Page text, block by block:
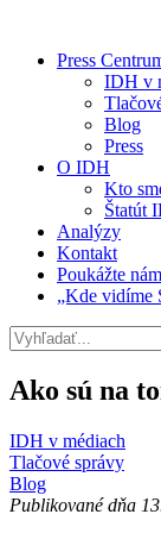
Press
IDH v
Blog
Press
O IDH
Kto
Štatút
Analýzy
Kontakt
Poukážte
„Kde vidíme
Ako sú na
IDH v médiach
Tlačové správy
Blog
Publikované dňa